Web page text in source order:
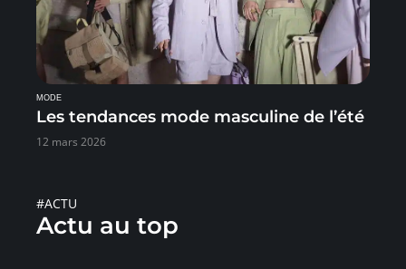
MODE
Les tendances mode masculine de l’été
12 mars 2026
#ACTU
Actu au top